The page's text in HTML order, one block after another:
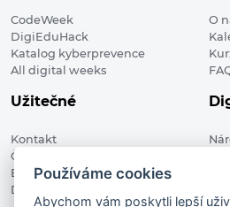
CodeWeek
DigiEduHack
Katalog kyberprevence
All digital weeks
O
Užitečné
Kontakt
Členské organizace
Blog
Digitalizace ve vzdělávání
Používáme cookies
Abychom vám poskytli lepší